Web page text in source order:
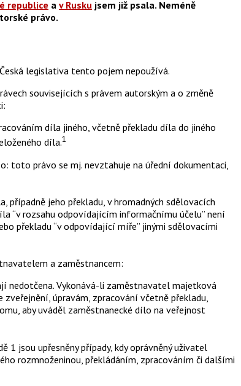
republice a v Rusku jsem již psala. Neméně
právo.
legislativa tento pojem nepoužívá.
souvisejících s právem autorským a o změně
díla jiného, včetně překladu díla do jiného
díla.1
toto právo se mj. nevztahuje na úřední dokumentaci,
případně jeho překladu, v hromadných sdělovacích
“v rozsahu odpovídajícím informačnímu účelu” není
překladu “v odpovídající míře” jinými sdělovacími
a zaměstnancem:
nedotčena. Vykonává-li zaměstnavatel majetková
úpravám, zpracování včetně překladu,
aby uváděl zaměstnanecké dílo na veřejnost
1 jsou upřesněny případy, kdy oprávněný uživatel
rozmnoženinou, překládáním, zpracováním či dalšími